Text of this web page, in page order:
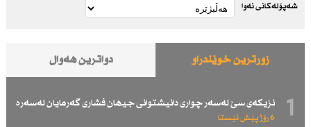
شەپۆلەکانی نەوا
زۆرترین خوێندراو دواترین هەواڵ
1 نزیكەی سێ لەسەر چواری دانیشتوانی جیهان فشاری گەرمایان لەسەرە
6 رۆژ پێش ئێستا